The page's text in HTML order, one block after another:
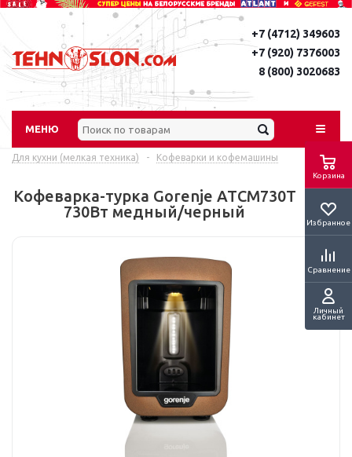
Корзина
Избранное
Сравнение
Личный
кабинет
+7 (4712) 349603
+7 (920) 7376003
8 (800) 3020683
МЕНЮ
Для кухни (мелкая техника) - Кофеварки и кофемашины
Кофеварка-турка Gorenje ATCM730T
730Вт медный/черный